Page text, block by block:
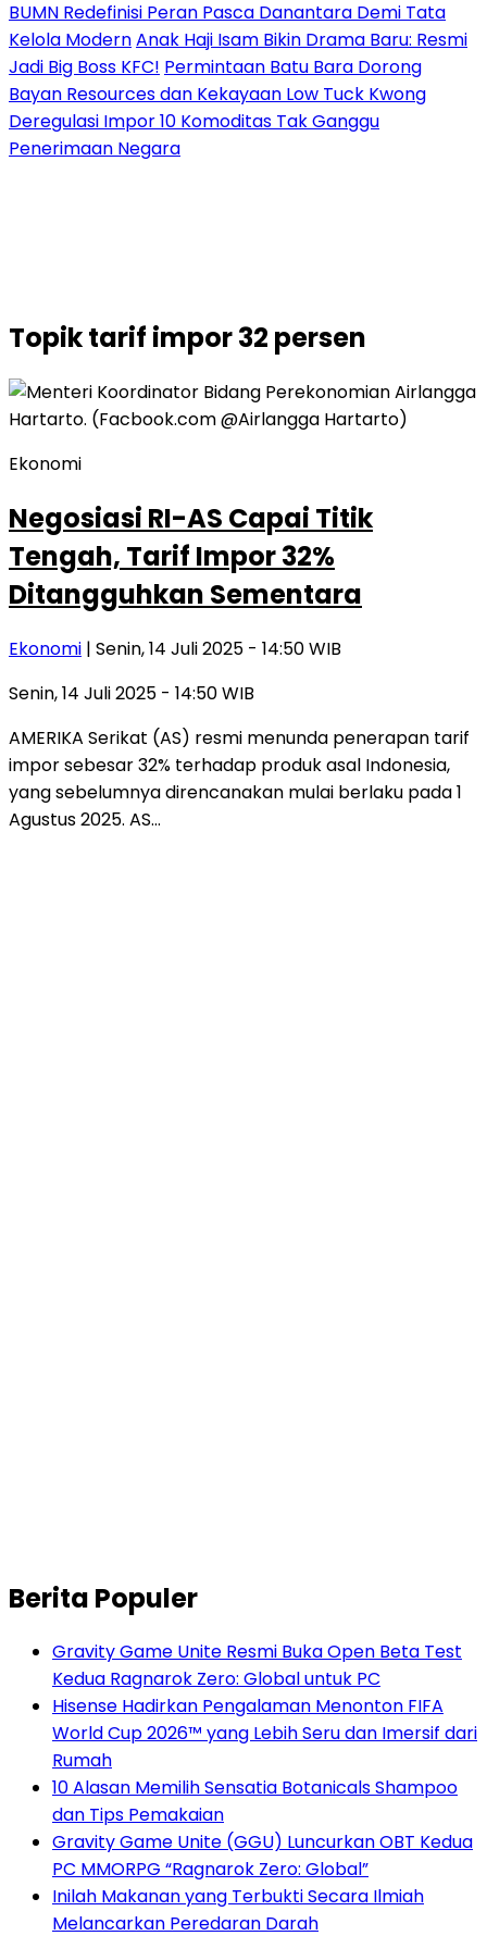
BUMN Redefinisi Peran Pasca Danantara Demi Tata
Kelola ModernAnak Haji Isam Bikin Drama Baru: Resmi
Jadi Big Boss KFC! Permintaan Batu Bara Dorong
Bayan Resources dan Kekayaan Low Tuck Kwong
Deregulasi Impor 10 Komoditas Tak Ganggu
Penerimaan Negara
Topiktarif impor 32 persen
Ekonomi
Negosiasi RI-AS Capai Titik
Tengah, Tarif Impor 32%
Ditangguhkan Sementara
Ekonomi | Senin, 14 Juli 2025 - 14:50 WIB
Senin, 14 Juli 2025 - 14:50 WIB
AMERIKA Serikat (AS) resmi menunda penerapan tarif
impor sebesar 32% terhadap produk asal Indonesia,
yang sebelumnya direncanakan mulai berlaku pada 1
Agustus 2025. AS…
Berita Populer
Gravity Game Unite Resmi Buka Open Beta Test
Kedua Ragnarok Zero: Global untuk PC
Hisense Hadirkan Pengalaman Menonton FIFA
World Cup 2026™ yang Lebih Seru dan Imersif dari
Rumah
10 Alasan Memilih Sensatia Botanicals Shampoo
dan Tips Pemakaian
Gravity Game Unite (GGU) Luncurkan OBT Kedua
PC MMORPG “Ragnarok Zero: Global”
Inilah Makanan yang Terbukti Secara Ilmiah
Melancarkan Peredaran Darah